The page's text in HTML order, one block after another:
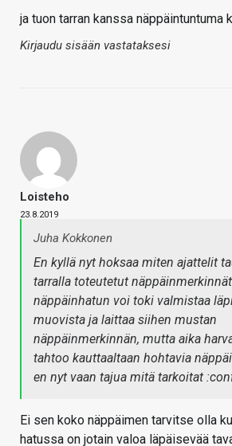
ja tuon tarran kanssa näppäintuntuma
Kirjaudu sisään vastataksesi
Loisteho
23.8.2019
Juha Kokkonen
En kyllä nyt hoksaa miten ajattelit
tarralla toteutetut
näppäinhatun voi toki valmistaa
muovista ja laittaa siihen mustan
näppäinmerkinnän, mutta aika
tahtoo kauttaaltaan hohtavia
en nyt vaan tajua mitä tarkoitat
Ei sen koko näppäimen tarvitse olla
hatussa on jotain valoa läpäisevää